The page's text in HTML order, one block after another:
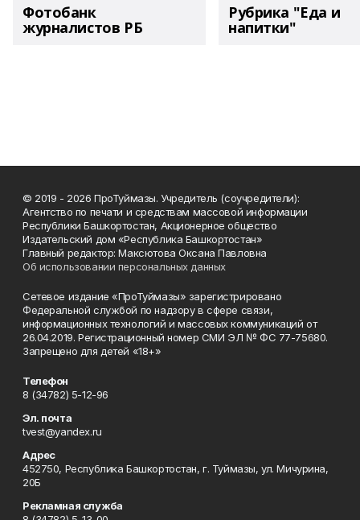
Фотобанк
журналистов РБ
Рубрика "Еда и
напитки"
© 2019 - 2026 ПроТуймазы. Учредитель (соучредители):
Агентство по печати и средствам массовой информации
Республики Башкортостан, Акционерное общество
Издательский дом «Республика Башкортостан»
Главный редактор: Максютова Оксана Павловна
Об использовании персональных данных
Сетевое издание «ПроТуймазы» зарегистрировано
Федеральной службой по надзору в сфере связи,
информационных технологий и массовых коммуникаций от
26.04.2019. Регистрационный номер СМИ ЭЛ № ФС 77-75680.
Запрещено для детей «18+»
Телефон
8 (34782) 5-12-96
Эл. почта
tvest@yandex.ru
Адрес
452750, Республика Башкортостан, г. Туймазы, ул. Мичурина,
20Б
Рекламная служба